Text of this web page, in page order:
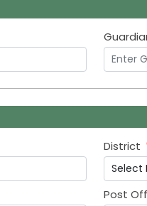
District
Post